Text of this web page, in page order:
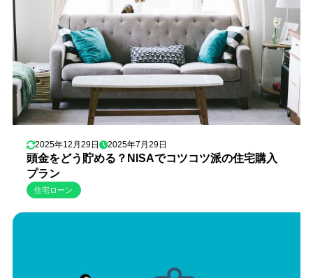
2025年12月29日 2025年7月29日
頭金をどう貯める？NISAでコツコツ派の住宅購入
プラン
住宅ローン